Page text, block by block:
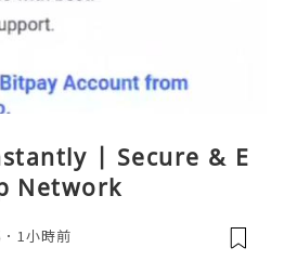
| Secure & E
Network
1小時前